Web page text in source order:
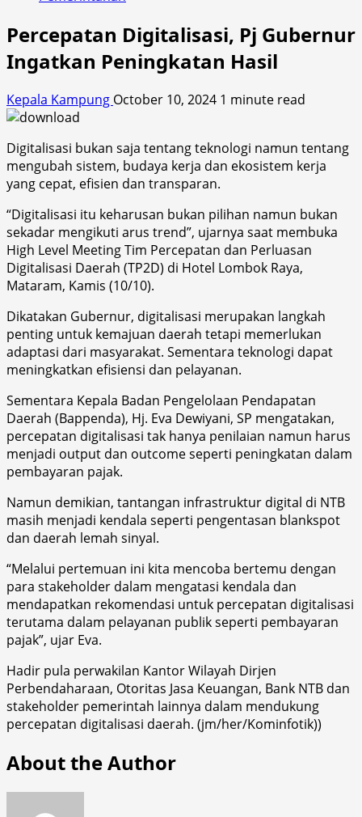
Percepatan Digitalisasi, Pj Gubernur
Ingatkan Peningkatan Hasil
Kepala Kampung October 10, 2024 1 minute read
Digitalisasi bukan saja tentang teknologi namun tentang
mengubah sistem, budaya kerja dan ekosistem kerja
yang cepat, efisien dan transparan.
“Digitalisasi itu keharusan bukan pilihan namun bukan
sekadar mengikuti arus trend”, ujarnya saat membuka
High Level Meeting Tim Percepatan dan Perluasan
Digitalisasi Daerah (TP2D) di Hotel Lombok Raya,
Mataram, Kamis (10/10).
Dikatakan Gubernur, digitalisasi merupakan langkah
penting untuk kemajuan daerah tetapi memerlukan
adaptasi dari masyarakat. Sementara teknologi dapat
meningkatkan efisiensi dan pelayanan.
Sementara Kepala Badan Pengelolaan Pendapatan
Daerah (Bappenda), Hj. Eva Dewiyani, SP mengatakan,
percepatan digitalisasi tak hanya penilaian namun harus
menjadi output dan outcome seperti peningkatan dalam
pembayaran pajak.
Namun demikian, tantangan infrastruktur digital di NTB
masih menjadi kendala seperti pengentasan blankspot
dan daerah lemah sinyal.
“Melalui pertemuan ini kita mencoba bertemu dengan
para stakeholder dalam mengatasi kendala dan
mendapatkan rekomendasi untuk percepatan digitalisasi
terutama dalam pelayanan publik seperti pembayaran
pajak”, ujar Eva.
Hadir pula perwakilan Kantor Wilayah Dirjen
Perbendaharaan, Otoritas Jasa Keuangan, Bank NTB dan
stakeholder pemerintah lainnya dalam mendukung
percepatan digitalisasi daerah. (jm/her/Kominfotik))
About the Author